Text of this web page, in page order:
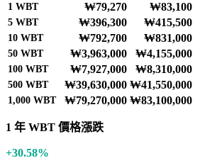
1 WBT ₩79,270 ₩83,100
5 WBT ₩396,300 ₩415,500
10 WBT ₩792,700 ₩831,000
50 WBT ₩3,963,000 ₩4,155,000
100 WBT ₩7,927,000 ₩8,310,000
500 WBT ₩39,630,000 ₩41,550,000
1,000 WBT ₩79,270,000 ₩83,100,000
1 年 WBT 價格漲跌
+30.58%